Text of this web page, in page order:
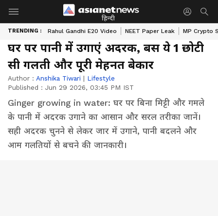
हिन्दी
TRENDING : Rahul Gandhi E20 Video NEET Paper Leak MP Crypto
घर पर पानी में उगाएं अदरक, बस ये 1 छोटी
सी गलती और पूरी मेहनत बेकार
Author : Anshika Tiwari | Lifestyle
Published : Jun 29 2026, 03:45 PM IST
Ginger growing in water: घर पर बिना मिट्टी और गमले
के पानी में अदरक उगाने का आसान और सरल तरीका जानें।
सही अदरक चुनने से लेकर जार में उगाने, पानी बदलने और
आम गलतियों से बचने की जानकारी।